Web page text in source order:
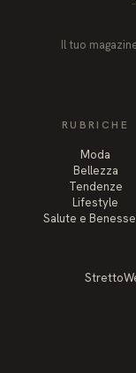
Il tuo
RUBRICHE
Moda
Bellezza
Tendenze
Lifestyle
Salute e